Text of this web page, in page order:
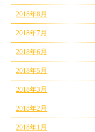
2018年8月
2018年7月
2018年6月
2018年5月
2018年3月
2018年2月
2018年1月